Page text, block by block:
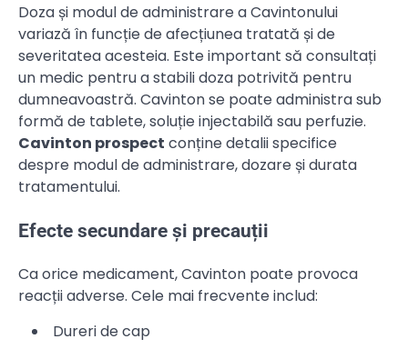
Doza și modul de administrare a Cavintonului
variază în funcție de afecțiunea tratată și de
severitatea acesteia. Este important să consultați
un medic pentru a stabili doza potrivită pentru
dumneavoastră. Cavinton se poate administra sub
formă de tablete, soluție injectabilă sau perfuzie.
Cavinton prospect conține detalii specifice
despre modul de administrare, dozare și durata
tratamentului.
Efecte secundare și precauții
Ca orice medicament, Cavinton poate provoca
reacții adverse. Cele mai frecvente includ:
Dureri de cap